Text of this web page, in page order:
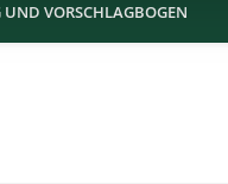
UND VORSCHLAGBOGEN